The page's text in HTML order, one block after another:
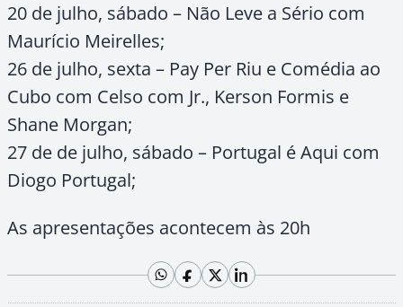
20 de julho, sábado – Não Leve a Sério com
Maurício Meirelles;
26 de julho, sexta – Pay Per Riu e Comédia ao
Cubo com Celso com Jr., Kerson Formis e
Shane Morgan;
27 de de julho, sábado – Portugal é Aqui com
Diogo Portugal;
As apresentações acontecem às 20h